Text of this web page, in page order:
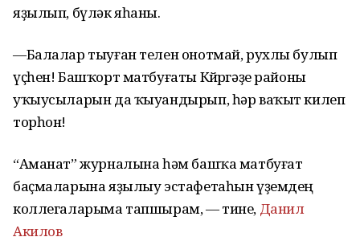
яҙылып, бүләк яһаны.
—Балалар тыуған телен онотмай, рухлы булып
үҫһен! Башҡорт матбуғаты Көйөргәҙе районы
уҡыусыларын да ҡыуандырып, һәр ваҡыт килеп
торһон!
“Аманат” журналына һәм башҡа матбуғат
баҫмаларына яҙылыу эстафетаһын үҙемдең
коллегаларыма тапшырам, — тине, Данил
Акилов